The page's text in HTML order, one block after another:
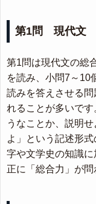
第1問 現代文
第1問は現代文の総
を読み、小問7～10
読みを答えさせる
れることが多いで
うなことか、説明
よ」という記述形
字や文学史の知識に
正に「総合力」が問